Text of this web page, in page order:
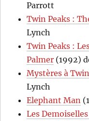
Parrott
Twin Peaks :
Lynch
Twin Peaks :
Palmer (1992)
Mystères à
Lynch
Elephant Man
Les